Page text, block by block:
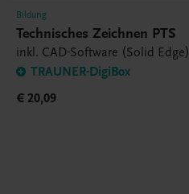
Bildung
Technisches Zeichnen PTS
inkl. CAD-Software (Solid Edge)
TRAUNER-DigiBox
€ 20,09